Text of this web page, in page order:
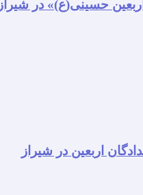
حسینی(ع)» در شیراز
اربعین در شیراز